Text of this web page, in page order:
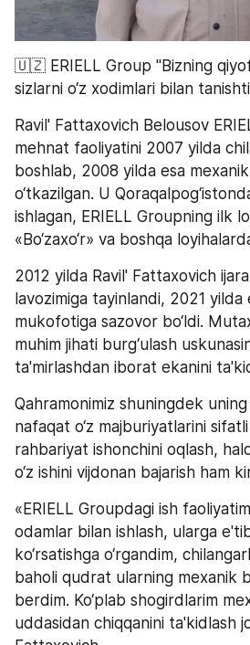
🇺🇿 ERIELL Group "Bizning
sizlarni o‘z xodimlari bilan
Ravil' Fattaxovich Belousov
mehnat faoliyatini 2007 yilda
boshlab, 2008 yilda esa
o‘tkazilgan. U
ishlagan, ERIELL Groupning ilk
«Bo‘zaxo‘r» va boshqa
2012 yilda Ravil' Fattaxovich
lavozimiga tayinlandi, 2021
mukofotiga sazovor bo‘ldi.
muhim jihati burg‘ulash
ta'mirlashdan iborat ekanini
Qahramonimiz shuningdek
nafaqat o‘z majburiyatlarini
rahbariyat ishonchini oqlash,
o‘z ishini vijdonan bajarish ham
«ERIELL Groupdagi ish
odamlar bilan ishlash, ularga
ko‘rsatishga o‘rgandim,
baholi qudrat ularning mexanik
berdim. Ko‘plab shogirdlarim
uddasidan chiqqanini ta'kidlash